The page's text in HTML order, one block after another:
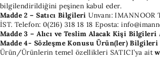
bilgilendirildiğini peşinen kabul eder.
Madde 2 – Satıcı Bilgileri Unvanı: IMANNOOR
İST. Telefon: 0(216) 318 18 18 Eposta:
Madde 3 – Alıcı ve Teslim Alacak Kişi Bilgileri
Madde 4- Sözleşme Konusu Ürün(ler) Bilgileri
Ürün/Ürünlerin temel özellikleri SATICI’ya ait